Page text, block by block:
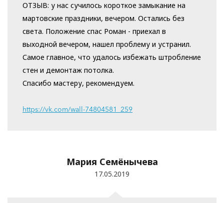
ОТЗЫВ: у нас сучилось короткое замыкание на
мартовские праздники, вечером. Остались без
света. Положение спас Роман - приехал в
выходной вечером, нашел проблему и устранил.
Самое главное, что удалось избежать штробление
стен и демонтаж потолка.
Спасибо мастеру, рекомендуем.
https://vk.com/wall-74804581_259
Мария Семёнычева
17.05.2019